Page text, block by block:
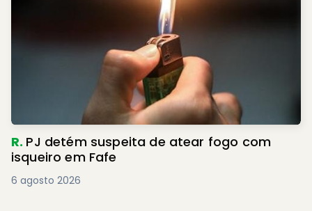
R. PJ detém suspeita de atear fogo com
isqueiro em Fafe
6 agosto 2026